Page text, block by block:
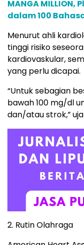
MANGA
dalam 100
Menurut ahli
tinggi risiko
kardiovaskular,
yang perlu dicapai.
“Untuk sebagian
bawah 100 mg/dl
dan/atau strok,”
2. Rutin Olahraga